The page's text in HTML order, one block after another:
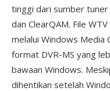
tinggi dari sumber
dan ClearQAM. File
melalui Windows Media
format DVR-MS yang
bawaan Windows.
dihentikan setelah